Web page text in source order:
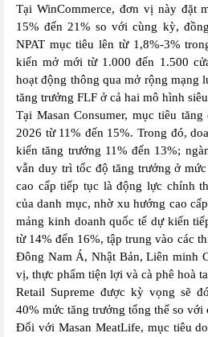
Tại WinCommerce, đơn vị này đặt
15% đến 21% so với cùng kỳ,
NPAT mục tiêu lên từ 1,8%-3%
kiến mở mới từ 1.000 đến 1.500
hoạt động thông qua mở rộng mạng
tăng trưởng FLF ở cả hai mô hình
Tại Masan Consumer, mục tiêu
2026 từ 11% đến 15%. Trong đó,
kiến tăng trưởng 11% đến 13%;
vẫn duy trì tốc độ tăng trưởng ở
cao cấp tiếp tục là động lực chính
của danh mục, nhờ xu hướng cao
mảng kinh doanh quốc tế dự kiến
từ 14% đến 16%, tập trung vào các
Đông Nam Á, Nhật Bản, Liên minh
vị, thực phẩm tiện lợi và cà phê hoà
Retail Supreme được kỳ vọng sẽ
40% mức tăng trưởng tổng thể so
Đối với Masan MeatLife, mục tiêu